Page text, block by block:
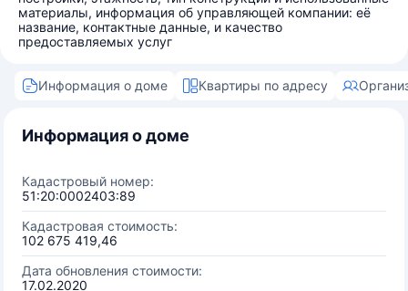
материалы, информация об управляющей компании: её
название, контактные данные, и качество
предоставляемых услуг
Информация о доме Квартиры по адресу
Информация о доме
Кадастровый номер:
51:20:0002403:89
Кадастровая стоимость:
102 675 419,46
Дата обновления стоимости:
17.02.2020